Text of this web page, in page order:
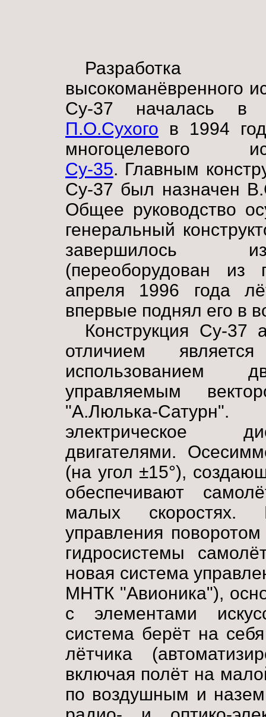
Разработка
высокоманёвренного
Су-37 началась
П.О.Сухого в 1994
многоцелевого
Су-35. Главным
Су-37 был назначен
Общее руководство
генеральный
завершилось
(переоборудован из
апреля 1996 года
впервые поднял его в
Конструкция Су-37
отличием
использованием
управляемым
"А.Люлька-
электрическое
двигателями.
(на угол ±15°),
обеспечивают
малых скоростях.
управления
гидросистемы
новая система
МНТК "Авионика"),
с элементами
система берёт на
лётчика
включая полёт на
по воздушным и